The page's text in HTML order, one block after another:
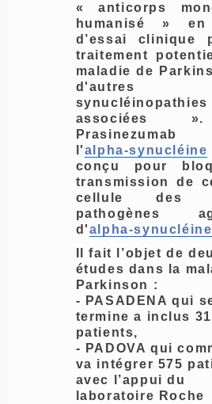
« anticorps
humanisé »
d’essai clinique
traitement
maladie de
d'autres
synucléinopathies
associées
l'alpha-synucléine
conçu pour
transmission de
cellule des
pathogènes
d'alpha-synucléine
Il fait l’objet de
études dans la
Parkinson :
- PASADENA qui
termine a inclus
patients,
- PADOVA qui
va intégrer 575
avec l’appui du
laboratoire Roche